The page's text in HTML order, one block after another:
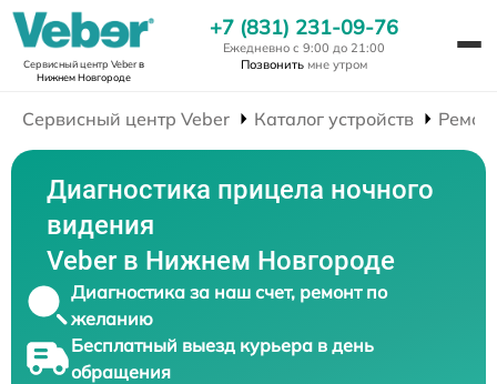
Сервисный центр Veberв
Нижнем Новгороде
+7 (831) 231-09-76
Ежедневно с 9:00 до 21:00
Позвонить мне утром
Сервисный центр Veber Каталог устройств
Диагностика прицела ночного
видения
Veber в Нижнем Новгороде
Диагностика за наш счет, ремонт по
желанию
Бесплатный выезд курьера в день
обращения